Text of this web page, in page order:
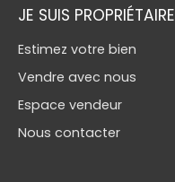
JE SUIS PROPRIÉTAIRE
Estimez votre bien
Vendre avec nous
Espace vendeur
Nous contacter